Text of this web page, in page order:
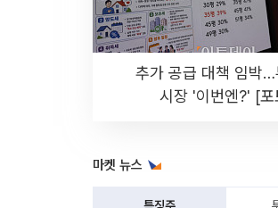
추가 공급 대책 임박…
시장 '이번엔?' [포
마켓 뉴스